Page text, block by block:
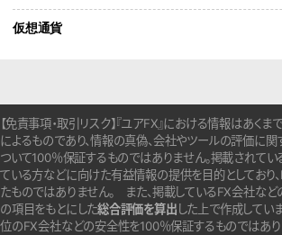
仮想通貨
【免責事項・取引リスク】『ユアFX』における情報はあく
によるものであり、情報の真偽、会社やツールの評価に
ついて100％保証するものではありません。掲載されてい
ている方などに向けた有益情報の提供を目的としており
たものではありません。 また、掲載しているFX会社など
の項目をもとにした総合評価を算出 した上で作成していま
位のFX会社などの安全性を100％保証するものではあり